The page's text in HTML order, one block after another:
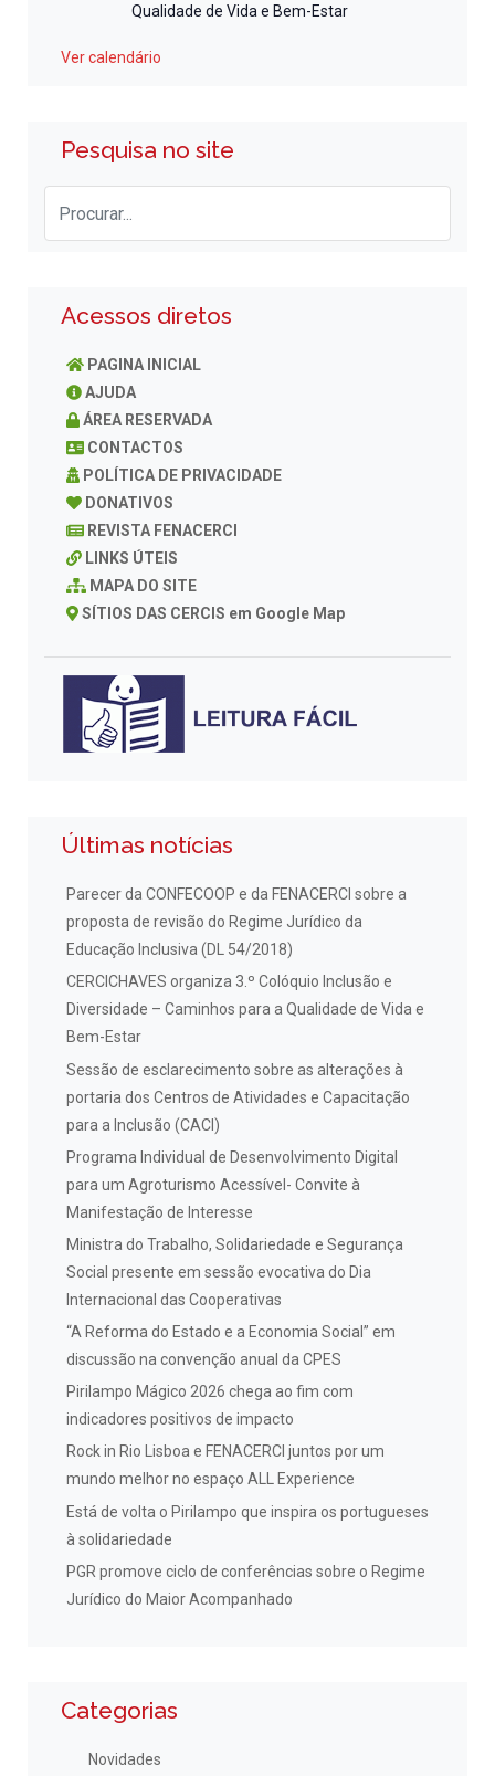
Qualidade de Vida e Bem-Estar
Ver calendário
Pesquisa no site
Acessos diretos
PAGINA INICIAL
AJUDA
ÁREA RESERVADA
CONTACTOS
POLÍTICA DE PRIVACIDADE
DONATIVOS
REVISTA FENACERCI
LINKS ÚTEIS
MAPA DO SITE
SÍTIOS DAS CERCIS em Google Map
Últimas notícias
Parecer da CONFECOOP e da FENACERCI sobre a
proposta de revisão do Regime Jurídico da
Educação Inclusiva (DL 54/2018)
CERCICHAVES organiza 3.º Colóquio Inclusão e
Diversidade – Caminhos para a Qualidade de Vida e
Bem-Estar
Sessão de esclarecimento sobre as alterações à
portaria dos Centros de Atividades e Capacitação
para a Inclusão (CACI)
Programa Individual de Desenvolvimento Digital
para um Agroturismo Acessível- Convite à
Manifestação de Interesse
Ministra do Trabalho, Solidariedade e Segurança
Social presente em sessão evocativa do Dia
Internacional das Cooperativas
“A Reforma do Estado e a Economia Social” em
discussão na convenção anual da CPES
Pirilampo Mágico 2026 chega ao fim com
indicadores positivos de impacto
Rock in Rio Lisboa e FENACERCI juntos por um
mundo melhor no espaço ALL Experience
Está de volta o Pirilampo que inspira os portugueses
à solidariedade
PGR promove ciclo de conferências sobre o Regime
Jurídico do Maior Acompanhado
Categorias
Novidades